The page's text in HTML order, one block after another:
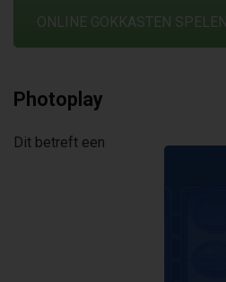
ONLINE GOKKASTEN SPELEN
Photoplay
Dit betreft een